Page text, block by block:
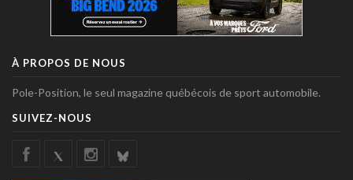
À PROPOS DE NOUS
Pole-Position, le seul magazine québécois de sport automobile.
SUIVEZ-NOUS